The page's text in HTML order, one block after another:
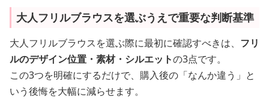
大人フリルブラウスを選ぶうえで重要な判断基準
大人フリルブラウスを選ぶ際に最初に確認すべきは、 フリ
ルのデザイン位置・素材・シルエットの3点です。
この3つを明確にするだけで、購入後の「なんか違う」と
いう後悔を大幅に減らせます。